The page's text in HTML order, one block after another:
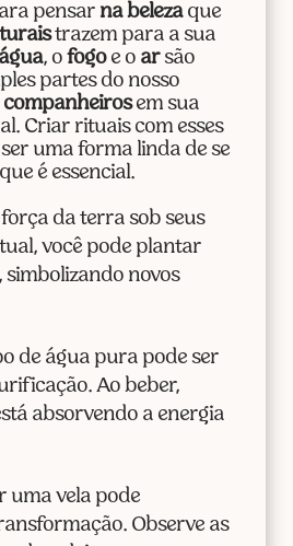
pensar na belezaque
trazem para a sua
água, o fogoe o arsão
partes do nosso
companheirosem sua
Criar rituais com esses
uma forma linda de se
é essencial.
da terra sob seus
você pode plantar
simbolizando novos
de água pura pode ser
Ao beber,
absorvendo a energia
uma vela pode
Observe as